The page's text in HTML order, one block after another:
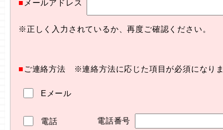
■ メールアドレス
※正しく入力されているか、再度ご確認ください。
■ ご連絡方法 ※連絡方法に応じた項目が必須になり
Eメール
電話 電話番号